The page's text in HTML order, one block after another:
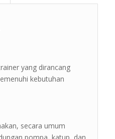
yang dirancang
kebutuhan
secara umum